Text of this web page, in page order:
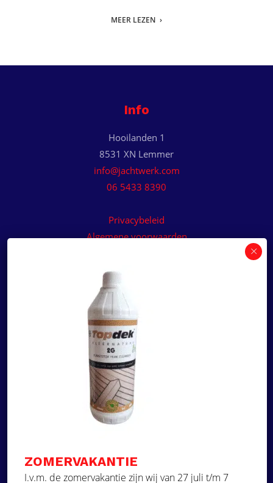
MEER LEZEN
Info
Hooilanden 1
8531 XN Lemmer
info@jachtwerk.com
06 5433 8390
Privacybeleid
Algemene voorwaarden
Offerte aanvragen
Wilt u een prijsvoorstel op maat ontvangen voor
een kunststof teakdek voor uw boot? Vraag een
vrijblijvende offerte aan!
Offerte aanvragen
Ga naar
Over ons
Projecten
ZOMERVAKANTIE
I.v.m. de zomervakantie zijn wij van 27 juli t/m 7
Deze website maakt
gebruik van cookies.
Deze website gebruikt cookies om uw
gebruikerservaring te verbeteren. Door
onze website te gebruiken, stemt u in met
STRIKT NOODZAKELIJK